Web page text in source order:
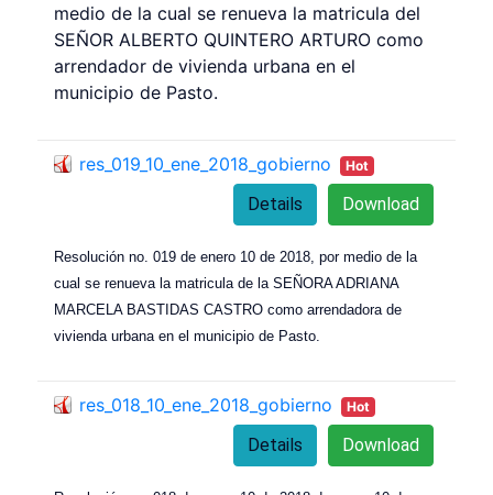
medio de la cual se renueva la matricula del
SEÑOR ALBERTO QUINTERO ARTURO como
arrendador de vivienda urbana en el
municipio de Pasto.
res_019_10_ene_2018_gobierno Hot
Download
Details
Resolución no. 019 de enero 10 de 2018, por medio de la
cual se renueva la matricula de la SEÑORA ADRIANA
MARCELA BASTIDAS CASTRO como arrendadora de
vivienda urbana en el municipio de Pasto.
res_018_10_ene_2018_gobierno Hot
Download
Details